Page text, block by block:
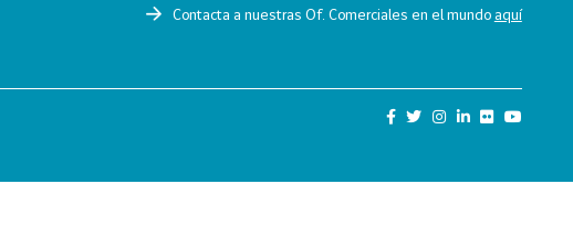
Contacta a nuestras Of. Comerciales en el mundoaquí